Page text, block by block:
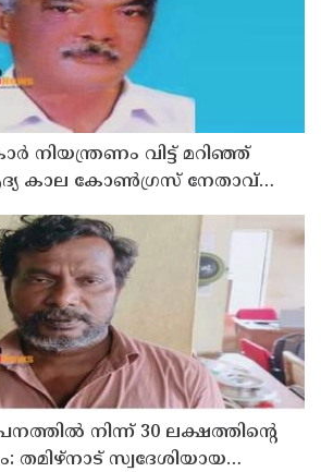
നിയന്ത്രണം വിട്ട് മറിഞ്ഞ്
ആദ്യ കാല കോണ്‍ഗ്രസ് നേതാവ്
നിന്ന് 30 ലക്ഷത്തിന്റെ
തമിഴ്‌നാട് സ്വദേശിയായ